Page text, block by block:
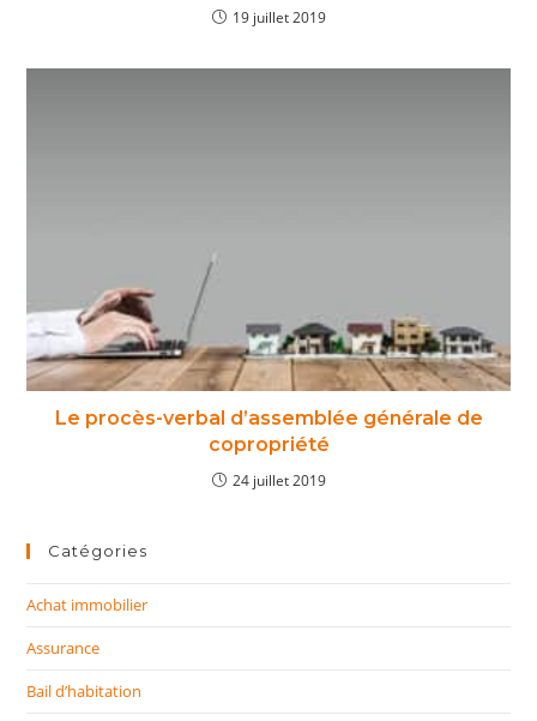
19 juillet 2019
Le procès-verbal d’assemblée générale de
copropriété
24 juillet 2019
Catégories
Achat immobilier
Assurance
Bail d’habitation